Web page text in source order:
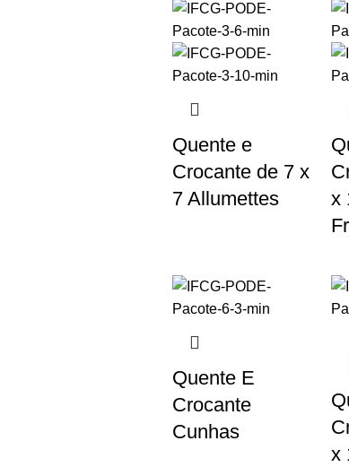
Quente e
Crocante de 7 x
7 Allumettes
x
Quente E
Crocante
Cunhas
x